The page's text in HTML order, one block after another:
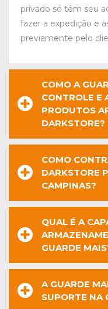
privado só têm seu
fazer a expedição e
previamente pelo
COMO A
CONTROLE E
PRODUTOS
DARKSTORE?
COMO
DARKSTORE
CAMPINAS?
QUAL É A
GUARDE
A GUARDE
SUPORTE NA